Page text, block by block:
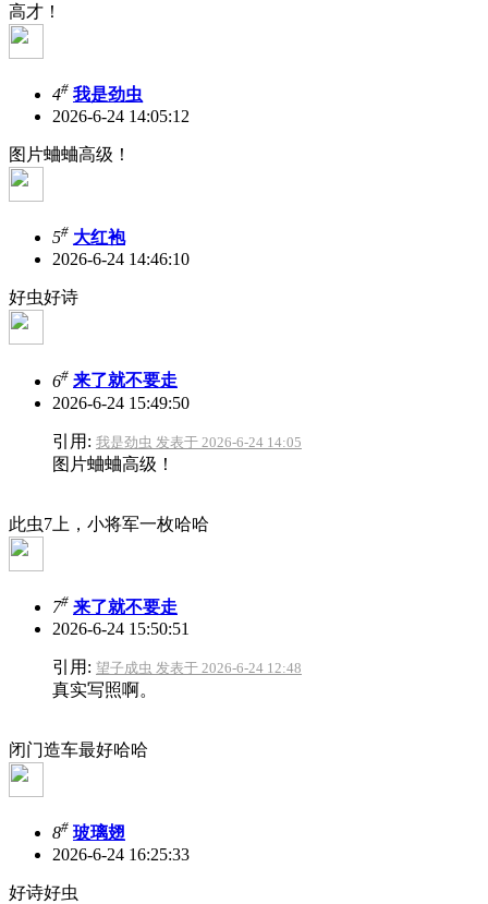
高才！
4# 我是劲虫
2026-6-24 14:05:12
图片蛐蛐高级！
5# 大红袍
2026-6-24 14:46:10
好虫好诗
6# 来了就不要走
2026-6-24 15:49:50
引用: 我是劲虫 发表于 2026-6-24 14:05
图片蛐蛐高级！
此虫7上，小将军一枚哈哈
7# 来了就不要走
2026-6-24 15:50:51
引用: 望子成虫 发表于 2026-6-24 12:48
真实写照啊。
闭门造车最好哈哈
8# 玻璃翅
2026-6-24 16:25:33
好诗好虫